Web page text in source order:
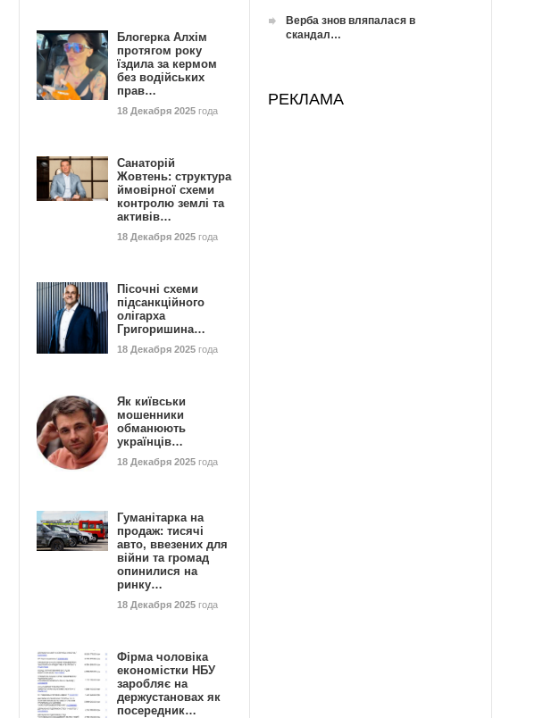
Блогерка Алхім
протягом року
їздила за кермом
без водійських
прав…
18 Декабря 2025 года
Санаторій
Жовтень: структура
ймовірної схеми
контролю землі та
активів…
18 Декабря 2025 года
Пісочні схеми
підсанкційного
олігарха
Григоришина…
18 Декабря 2025 года
Як київськи
мошенники
обманюють
українців…
18 Декабря 2025 года
Гуманітарка на
продаж: тисячі
авто, ввезених для
війни та громад
опинилися на
ринку…
18 Декабря 2025 года
Фірма чоловіка
економістки НБУ
заробляє на
держустановах як
посередник…
Верба знов вляпалася в
скандал…
РЕКЛАМА